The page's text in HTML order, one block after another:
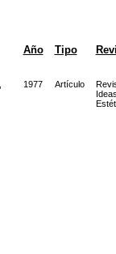
Año Tipo
1977 Artículo